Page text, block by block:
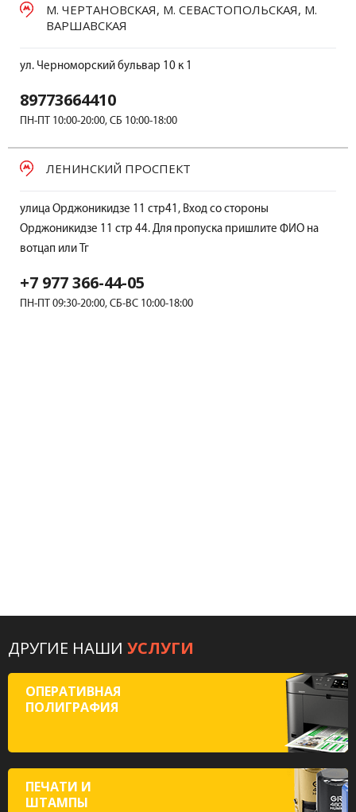
М. ЧЕРТАНОВСКАЯ, М. СЕВАСТОПОЛЬСКАЯ, М.
ВАРШАВСКАЯ
ул. Черноморский бульвар 10 к 1
89773664410
ПН-ПТ 10:00-20:00, СБ 10:00-18:00
ЛЕНИНСКИЙ ПРОСПЕКТ
улица Орджоникидзе 11 стр41, Вход со стороны
Орджоникидзе 11 стр 44. Для пропуска пришлите ФИО на
вотцап или Тг
+7 977 366-44-05
ПН-ПТ 09:30-20:00, СБ-ВС 10:00-18:00
ДРУГИЕ НАШИ УСЛУГИ
ОПЕРАТИВНАЯ
ПОЛИГРАФИЯ
ПЕЧАТИ И
ШТАМПЫ